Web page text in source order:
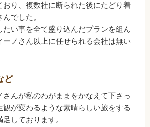
おり、複数社に断られた後にたどり着
でした。
たい事を全て盛り込んだプランを組ん
ーノさん以上に任せられる会社は無い
ど
さんが私のわがままをかなえて下さっ
観が変わるような素晴らしい旅をする
しております。